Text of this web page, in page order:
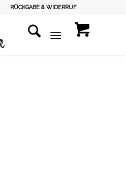
RÜCKGABE & WIDERRUF